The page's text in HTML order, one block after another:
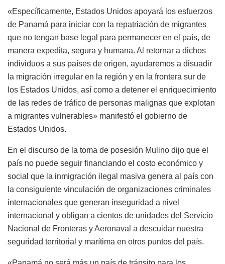
«Específicamente, Estados Unidos apoyará los esfuerzos
de Panamá para iniciar con la repatriación de migrantes
que no tengan base legal para permanecer en el país, de
manera expedita, segura y humana. Al retornar a dichos
individuos a sus países de origen, ayudaremos a disuadir
la migración irregular en la región y en la frontera sur de
los Estados Unidos, así como a detener el enriquecimiento
de las redes de tráfico de personas malignas que explotan
a migrantes vulnerables» manifestó el gobierno de
Estados Unidos.
En el discurso de la toma de posesión Mulino dijo que el
país no puede seguir financiando el costo económico y
social que la inmigración ilegal masiva genera al país con
la consiguiente vinculación de organizaciones criminales
internacionales que generan inseguridad a nivel
internacional y obligan a cientos de unidades del Servicio
Nacional de Fronteras y Aeronaval a descuidar nuestra
seguridad territorial y marítima en otros puntos del país.